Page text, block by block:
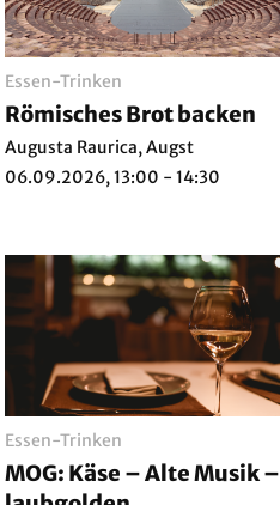
Essen-Trinken
Römisches Brot backen
Augusta Raurica, Augst
06.09.2026, 13:00 - 14:30
Essen-Trinken
MOG: Käse – Alte Musik –